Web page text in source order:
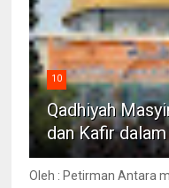
10
Qadhiyah
dan Kafir
Oleh : Petirman Antara